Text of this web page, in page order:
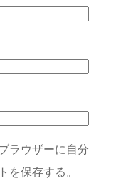
ラウザーに自分
を保存する。